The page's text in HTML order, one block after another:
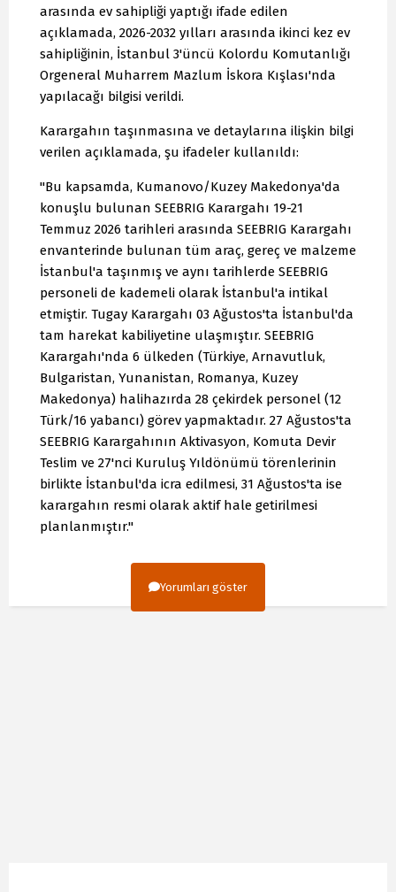
arasında ev sahipliği yaptığı ifade edilen
açıklamada, 2026-2032 yılları arasında ikinci kez ev
sahipliğinin, İstanbul 3'üncü Kolordu Komutanlığı
Orgeneral Muharrem Mazlum İskora Kışlası'nda
yapılacağı bilgisi verildi.
Karargahın taşınmasına ve detaylarına ilişkin bilgi
verilen açıklamada, şu ifadeler kullanıldı:
"Bu kapsamda, Kumanovo/Kuzey Makedonya'da
konuşlu bulunan SEEBRIG Karargahı 19-21
Temmuz 2026 tarihleri arasında SEEBRIG Karargahı
envanterinde bulunan tüm araç, gereç ve malzeme
İstanbul'a taşınmış ve aynı tarihlerde SEEBRIG
personeli de kademeli olarak İstanbul'a intikal
etmiştir. Tugay Karargahı 03 Ağustos'ta İstanbul'da
tam harekat kabiliyetine ulaşmıştır. SEEBRIG
Karargahı'nda 6 ülkeden (Türkiye, Arnavutluk,
Bulgaristan, Yunanistan, Romanya, Kuzey
Makedonya) halihazırda 28 çekirdek personel (12
Türk/16 yabancı) görev yapmaktadır. 27 Ağustos'ta
SEEBRIG Karargahının Aktivasyon, Komuta Devir
Teslim ve 27'nci Kuruluş Yıldönümü törenlerinin
birlikte İstanbul'da icra edilmesi, 31 Ağustos'ta ise
karargahın resmi olarak aktif hale getirilmesi
planlanmıştır."
Yorumları göster